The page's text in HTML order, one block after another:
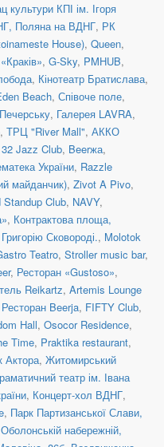
культури КПІ ім. Ігоря
Поляна на ВДНГ, РК
House), Queen,
, G-Sky, PMHUB,
, Кінотеатр Братислава,
Beach, Співоче поле,
, Галерея LAVRA,
, ТРЦ "River Mall", АККО
32 Jazz Club, Beerжа,
України, Razzle
майданчик), Zivot A Pivo,
Standup Club, NAVY,
, Контрактова площа,
Сковороді., Molotok
Teatro, Stroller music bar,
, Ресторан «Gustoso»,
Reikartz, Artemis Lounge
Ресторан Beerja, FIFTY Club,
Hall, Osocor Residence,
Time, Praktika restaurant,
Актора, Житомирський
театр ім. Івана
, Концерт-хол ВДНГ,
, Парк Партизанської Слави,
набережній,